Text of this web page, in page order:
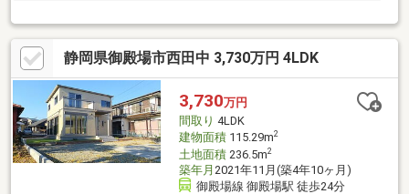
静岡県御殿場市西田中 3,730万円 4LDK
3,730万円
間取り 4LDK
建物面積115.29m2
土地面積236.5m2
築年月 2021年11月(築4年10ヶ月)
御殿場線 御殿場駅 徒歩24分